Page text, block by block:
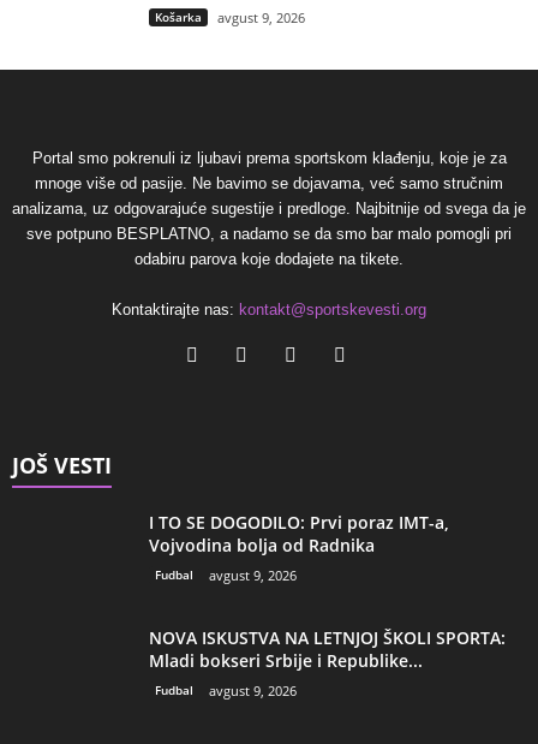
Košarka avgust 9, 2026
Portal smo pokrenuli iz ljubavi prema sportskom klađenju, koje je za
mnoge više od pasije. Ne bavimo se dojavama, već samo stručnim
analizama, uz odgovarajuće sugestije i predloge. Najbitnije od svega da je
sve potpuno BESPLATNO, a nadamo se da smo bar malo pomogli pri
odabiru parova koje dodajete na tikete.
Kontaktirajte nas: kontakt@sportskevesti.org
JOŠ VESTI
I TO SE DOGODILO: Prvi poraz IMT-a,
Vojvodina bolja od Radnika
Fudbal avgust 9, 2026
NOVA ISKUSTVA NA LETNJOJ ŠKOLI SPORTA:
Mladi bokseri Srbije i Republike...
Fudbal avgust 9, 2026